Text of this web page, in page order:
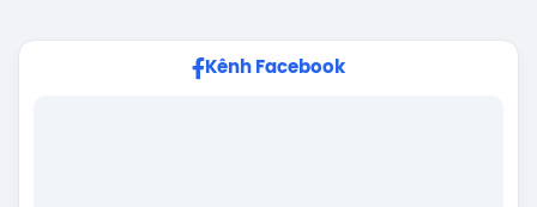
Kênh Facebook